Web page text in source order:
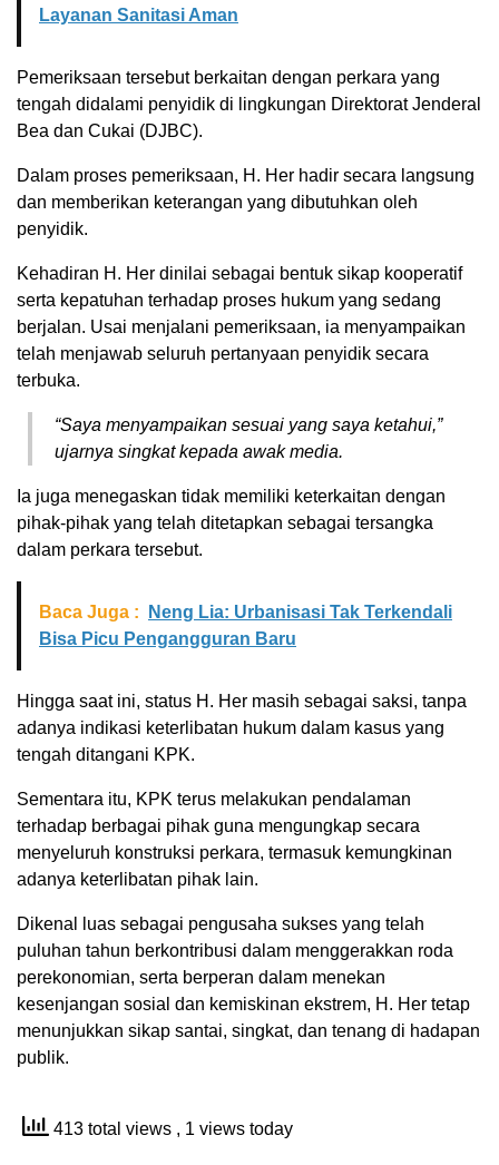
Layanan Sanitasi Aman
Pemeriksaan tersebut berkaitan dengan perkara yang
tengah didalami penyidik di lingkungan Direktorat Jenderal
Bea dan Cukai (DJBC).
Dalam proses pemeriksaan, H. Her hadir secara langsung
dan memberikan keterangan yang dibutuhkan oleh
penyidik.
Kehadiran H. Her dinilai sebagai bentuk sikap kooperatif
serta kepatuhan terhadap proses hukum yang sedang
berjalan. Usai menjalani pemeriksaan, ia menyampaikan
telah menjawab seluruh pertanyaan penyidik secara
terbuka.
“Saya menyampaikan sesuai yang saya ketahui,”
ujarnya singkat kepada awak media.
Ia juga menegaskan tidak memiliki keterkaitan dengan
pihak-pihak yang telah ditetapkan sebagai tersangka
dalam perkara tersebut.
Baca Juga :
Neng Lia: Urbanisasi Tak Terkendali
Bisa Picu Pengangguran Baru
Hingga saat ini, status H. Her masih sebagai saksi, tanpa
adanya indikasi keterlibatan hukum dalam kasus yang
tengah ditangani KPK.
Sementara itu, KPK terus melakukan pendalaman
terhadap berbagai pihak guna mengungkap secara
menyeluruh konstruksi perkara, termasuk kemungkinan
adanya keterlibatan pihak lain.
Dikenal luas sebagai pengusaha sukses yang telah
puluhan tahun berkontribusi dalam menggerakkan roda
perekonomian, serta berperan dalam menekan
kesenjangan sosial dan kemiskinan ekstrem, H. Her tetap
menunjukkan sikap santai, singkat, dan tenang di hadapan
publik.
413 total views , 1 views today